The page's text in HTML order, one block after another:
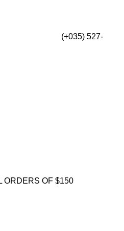
(+035) 527-
ORDERS OF $150